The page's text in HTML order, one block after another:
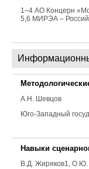
1–4 АО Концерн
5,6 МИРЭА –
А.Н. Шевцов
Юго-Западный
Навыки
В.Д. Жиряков1, О.Ю.